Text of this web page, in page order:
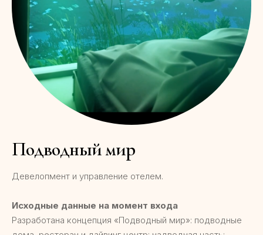
Подводный мир
Девелопмент и управление отелем.
Исходные данные на момент входа
Разработана концепция «Подводный мир»: подводные